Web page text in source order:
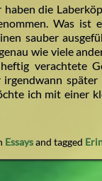
haben die
Was ist
sauber
wie viele
verachtete
irgendwann
ich mit einer
Essaysand tagged